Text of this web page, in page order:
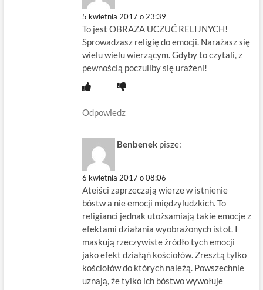
5 kwietnia 2017 o 23:39
To jest OBRAZA UCZUĆ RELIJNYCH!
Sprowadzasz religię do emocji. Narażasz się
wielu wielu wierzącym. Gdyby to czytali, z
pewnością poczuliby się urażeni!
Odpowiedz
Benbenek pisze:
6 kwietnia 2017 o 08:06
Ateiści zaprzeczają wierze w istnienie
bóstw a nie emocji międzyludzkich. To
religianci jednak utożsamiają takie emocje z
efektami działania wyobrażonych istot. I
maskują rzeczywiste źródło tych emocji
jako efekt działąń kościołów. Zresztą tylko
kościołów do których należą. Powszechnie
uznają, że tylko ich bóstwo wywołuje